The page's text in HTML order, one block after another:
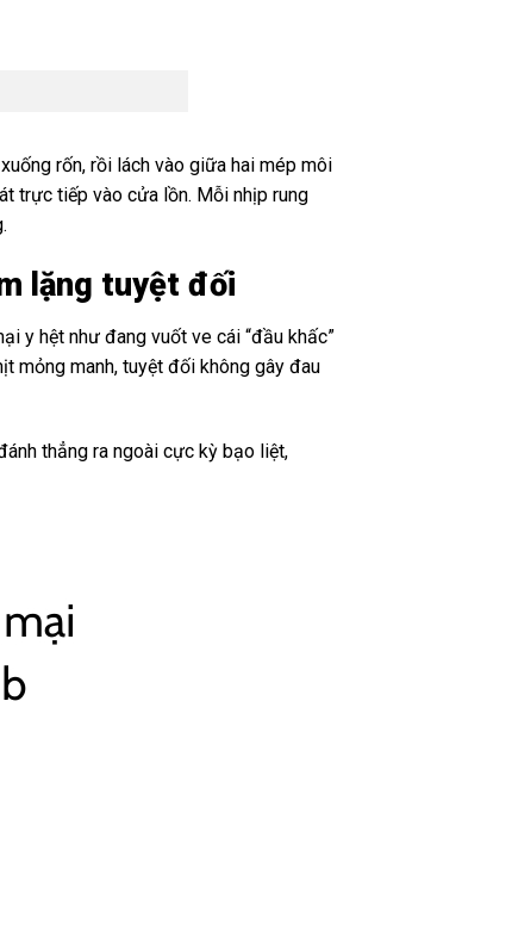
rốn, rồi lách vào giữa hai mép môi
trực tiếp vào cửa lồn. Mỗi nhịp rung
lặng tuyệt đối
y hệt như đang vuốt ve cái “đầu khấc”
mỏng manh, tuyệt đối không gây đau
thẳng ra ngoài cực kỳ bạo liệt,